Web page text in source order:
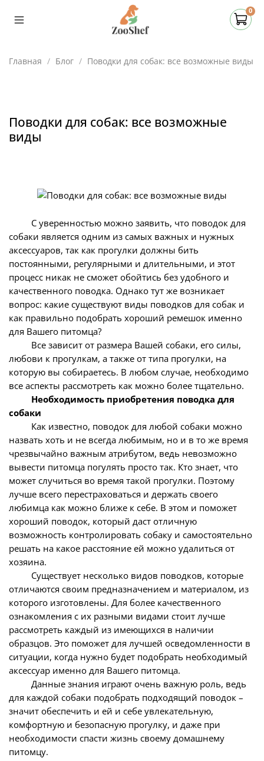
0
Главная Блог Поводки для собак: все возможные виды
Поводки для собак: все возможные
виды
С уверенностью можно заявить, что поводок для
собаки является одним из самых важных и нужных
аксессуаров, так как прогулки должны бить
постоянными, регулярными и длительными, и этот
процесс никак не сможет обойтись без удобного и
качественного поводка. Однако тут же возникает
вопрос: какие существуют виды поводков для собак и
как правильно подобрать хороший ремешок именно
для Вашего питомца?
Все зависит от размера Вашей собаки, его силы,
любови к прогулкам, а также от типа прогулки, на
которую вы собираетесь. В любом случае, необходимо
все аспекты рассмотреть как можно более тщательно.
Необходимость приобретения поводка для
собаки
Как известно, поводок для любой собаки можно
назвать хоть и не всегда любимым, но и в то же время
чрезвычайно важным атрибутом, ведь невозможно
вывести питомца погулять просто так. Кто знает, что
может случиться во время такой прогулки. Поэтому
лучше всего перестраховаться и держать своего
любимца как можно ближе к себе. В этом и поможет
хороший поводок, который даст отличную
возможность контролировать собаку и самостоятельно
решать на какое расстояние ей можно удалиться от
хозяина.
Существует несколько видов поводков, которые
отличаются своим предназначением и материалом, из
которого изготовлены. Для более качественного
ознакомления с их разными видами стоит лучше
рассмотреть каждый из имеющихся в наличии
образцов. Это поможет для лучшей осведомленности в
ситуации, когда нужно будет подобрать необходимый
аксессуар именно для Вашего питомца.
Данные знания играют очень важную роль, ведь
для каждой собаки подобрать подходящий поводок –
значит обеспечить и ей и себе увлекательную,
комфортную и безопасную прогулку, и даже при
необходимости спасти жизнь своему домашнему
питомцу.